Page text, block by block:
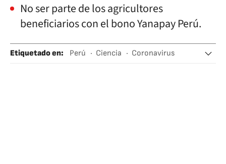
No ser parte de los agricultores
beneficiarios con el bono Yanapay Perú.
Etiquetado en: Perú Ciencia
Coronavirus